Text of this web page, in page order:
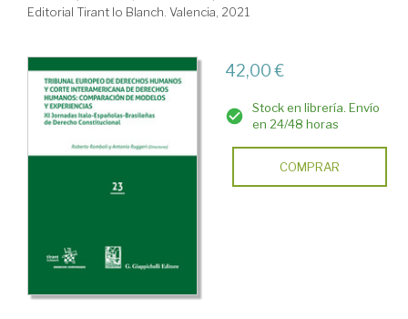
Editorial Tirant lo Blanch. Valencia, 2021
42,00 €
Stock en librería. Envío
en 24/48 horas
COMPRAR